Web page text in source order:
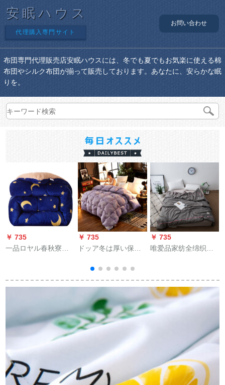
安眠ハウス
代理購入専門サイト
お問い合わせ
布団専門代理販売店安眠ハウスには、冬でも夏でもお気楽に使える棉
布団やシルク布団が揃って販売しております。あなたに、安らかな眠
りを。
￥ 735
一品ロヤル春秋寮の
いただきます。布団
￥ 735
ドッア冬は厚い保温
布団を持っていま
す。学生寮ではシゲ
ルの布団が冬糸で绵
でダブルの太空に羽
を布団で紫-贵族荘园
1.5 x 2.0メトル8斤で
￥ 735
唯爱品家纺全绵织帯
グマ温度调节挂け布
团固绵团被芯亜麻灰
150*200 cm(シゲル适
用)